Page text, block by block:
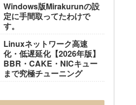
Windows版Mirakurunの設
定に手間取ってたわけで
す。
Linuxネットワーク高速
化・低遅延化【2026年版】
BBR・CAKE・NICキュー
まで究極チューニング